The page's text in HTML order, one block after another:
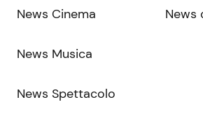
News Cinema
News Musica
News Spettacolo
News